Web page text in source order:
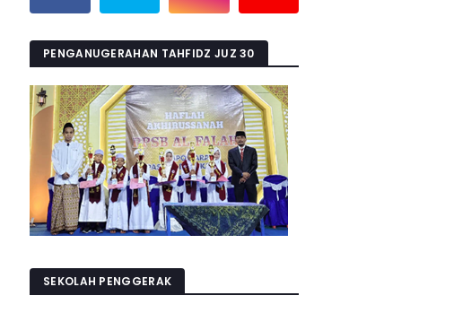
PENGANUGERAHAN TAHFIDZ JUZ 30
SEKOLAH PENGGERAK